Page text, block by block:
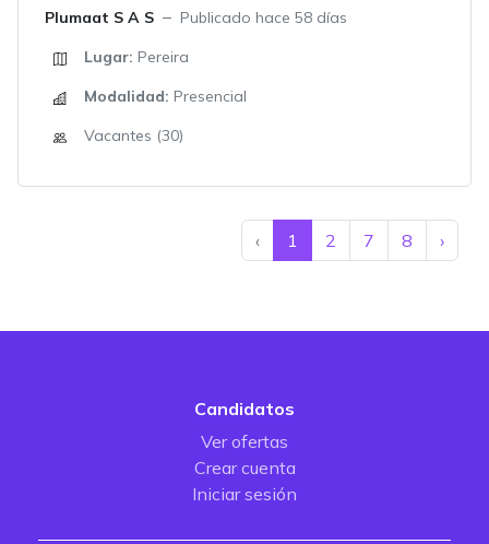
Plumaat S A S
Publicado hace 58 días
Lugar: Pereira
Modalidad: Presencial
Vacantes (30)
‹ 1 2 7 8 ›
Candidatos
Ver ofertas
Crear cuenta
Iniciar sesión